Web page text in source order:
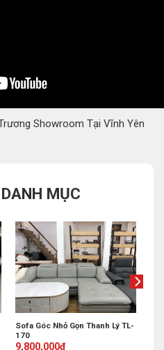
Showroom Tại Vĩnh Yên
MỤC
Sofa Góc Nhỏ Gọn Thanh Lý TL-
170
Original
9,800,000₫
Current